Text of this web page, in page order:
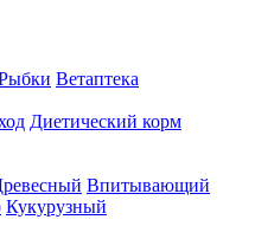
Ветаптека
Диетический корм
Впитывающий
Кукурузный